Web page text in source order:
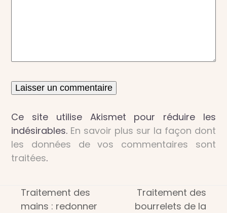
Ce site utilise Akismet pour réduire les
indésirables. En savoir plus sur la façon dont
les données de vos commentaires sont
traitées.
Traitement des
mains : redonner
Traitement des
bourrelets de la